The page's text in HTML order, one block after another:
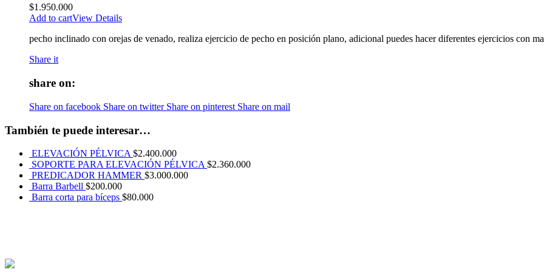
$1.950.000
Add to cartView Details
pecho inclinado con orejas de venado, realiza ejercicio de pecho en posición plano, adicional puedes hacer diferentes ejercicios con
Share it
share on:
Share on facebook Share on twitter Share on pinterest Share on mail
También te puede interesar…
ELEVACIÓN PÉLVICA $2.400.000
SOPORTE PARA ELEVACIÓN PÉLVICA $2.360.000
PREDICADOR HAMMER $3.000.000
Barra Barbell $200.000
Barra corta para bíceps $80.000